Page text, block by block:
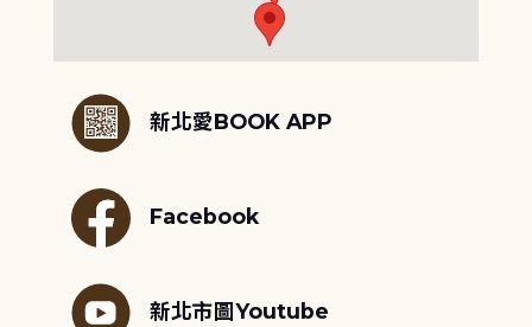
新北愛BOOK APP
Facebook
新北市圖Youtube